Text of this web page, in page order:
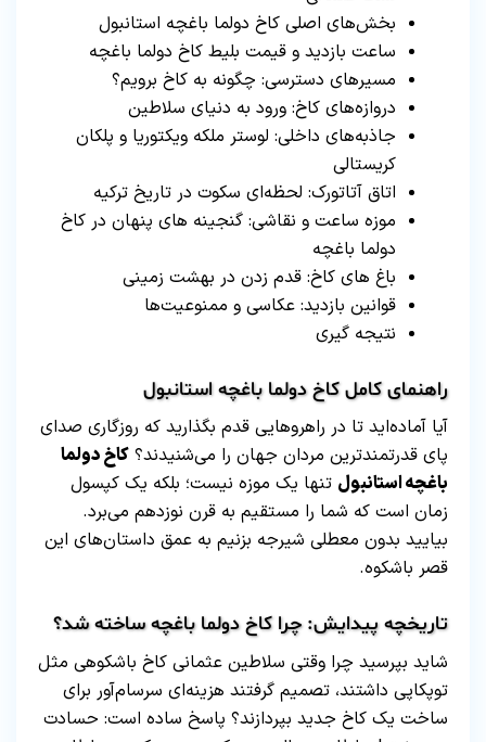
بخش‌های اصلی کاخ دولما باغچه استانبول
ساعت بازدید و قیمت بلیط کاخ دولما باغچه
مسیرهای دسترسی: چگونه به کاخ برویم؟
دروازه‌های کاخ: ورود به دنیای سلاطین
جاذبه‌های داخلی: لوستر ملکه ویکتوریا و پلکان
کریستالی
اتاق آتاتورک: لحظه‌ای سکوت در تاریخ ترکیه
موزه ساعت و نقاشی: گنجینه‌ های پنهان در کاخ
دولما باغچه
باغ‌ های کاخ: قدم زدن در بهشت زمینی
قوانین بازدید: عکاسی و ممنوعیت‌ها
نتیجه‌ گیری
راهنمای کامل کاخ دولما باغچه استانبول
آیا آماده‌اید تا در راهروهایی قدم بگذارید که روزگاری صدای
پای قدرتمندترین مردان جهان را می‌شنیدند؟ کاخ دولما
باغچه استانبول تنها یک موزه نیست؛ بلکه یک کپسول
زمان است که شما را مستقیم به قرن نوزدهم می‌برد.
بیایید بدون معطلی شیرجه بزنیم به عمق داستان‌های این
قصر باشکوه.
تاریخچه پیدایش: چرا کاخ دولما باغچه ساخته شد؟
شاید بپرسید چرا وقتی سلاطین عثمانی کاخ باشکوهی مثل
توپکاپی داشتند، تصمیم گرفتند هزینه‌ای سرسام‌آور برای
ساخت یک کاخ جدید بپردازند؟ پاسخ ساده است: حسادت